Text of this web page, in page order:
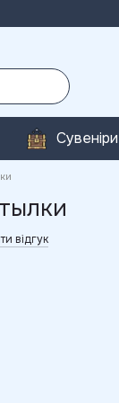
Сувеніри
відгук